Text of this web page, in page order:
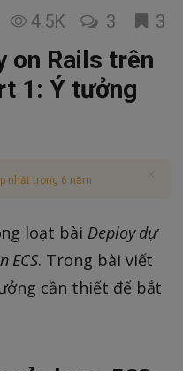
4.5K 3 3
on Rails trên
1: Ý tưởng
nhật trong 6 năm
loạt bài Deploy dự
ECS. Trong bài viết
cần thiết để bắt